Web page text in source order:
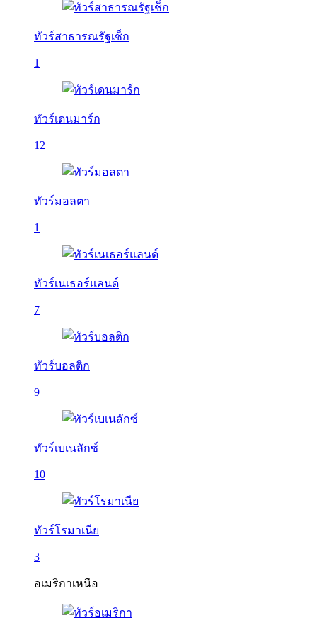
ทัวร์สาธารณรัฐเช็ก
1
ทัวร์เดนมาร์ก
12
ทัวร์มอลตา
1
ทัวร์เนเธอร์แลนด์
7
ทัวร์บอลติก
9
ทัวร์เบเนลักซ์
10
ทัวร์โรมาเนีย
3
อเมริกาเหนือ